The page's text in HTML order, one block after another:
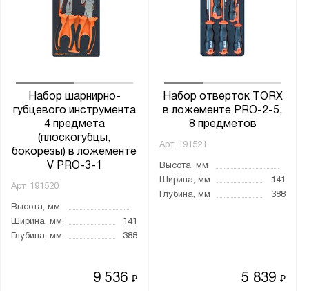
Набор шарнирно-
губцевого инструмента
4 предмета
(плоскогубцы,
бокорезы) в ложементе
V PRO-3-1
Арт. 191520
Высота, мм
Ширина, мм
141
Глубина, мм
388
9 536₽
Набор отверток TORX
в ложементе PRO-2-5,
8 предметов
Арт. 191521
Высота, мм
Ширина, мм
141
Глубина, мм
388
5 839₽